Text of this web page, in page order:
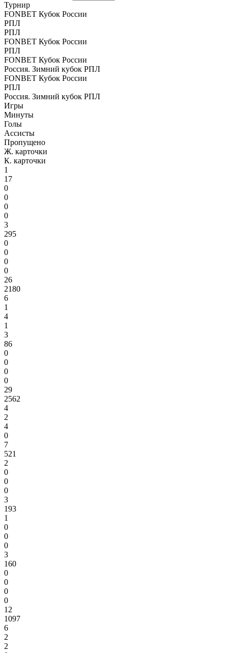
Турнир
FONBET Кубок России
РПЛ
РПЛ
FONBET Кубок России
РПЛ
FONBET Кубок России
Россия. Зимний кубок РПЛ
FONBET Кубок России
РПЛ
Россия. Зимний кубок РПЛ
Игры
Минуты
Голы
Ассисты
Пропущено
Ж. карточки
К. карточки
1
17
0
0
0
0
3
295
0
0
0
0
26
2180
6
1
4
1
3
86
0
0
0
0
29
2562
4
2
4
0
7
521
2
0
0
0
3
193
1
0
0
0
3
160
0
0
0
0
12
1097
6
2
2